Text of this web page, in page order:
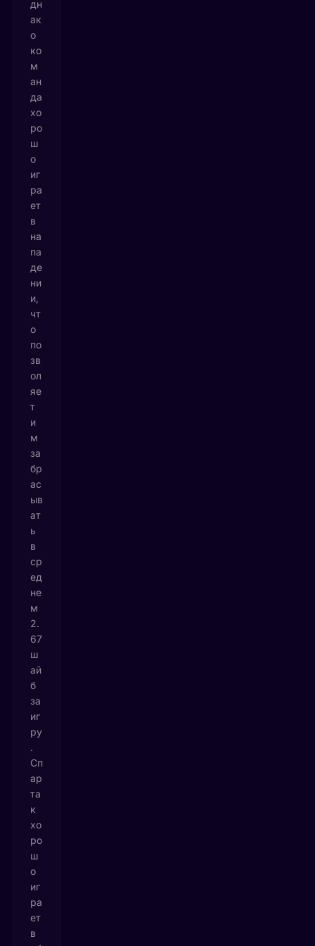
дн
ак
о
ко
м
ан
да
хо
ро
ш
о
иг
ра
ет
в
на
па
де
ни
и,
чт
о
по
зв
ол
яе
т
и
м
за
бр
ас
ыв
ат
ь
в
ср
ед
не
м
2.
67
ш
ай
б
за
иг
ру
.
Сп
ар
та
к
хо
ро
ш
о
иг
ра
ет
в